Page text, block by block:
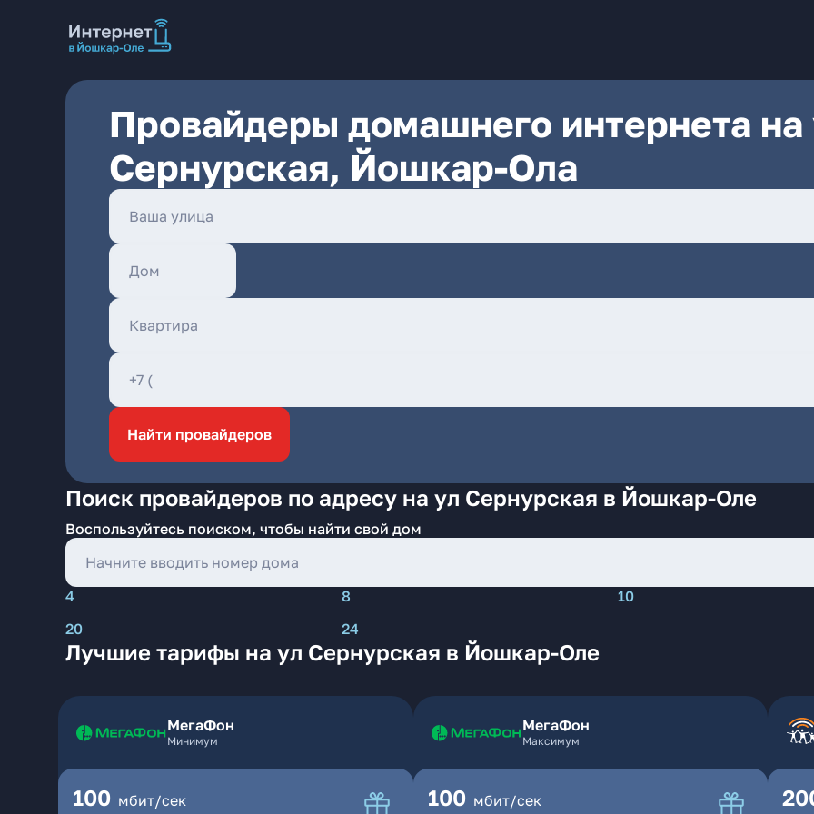
Провайдеры домашнего интернета на
Сернурская, Йошкар-Ола
Найти провайдеров
Поиск провайдеров по адресу на ул Сернурская в Йошкар-Оле
Воспользуйтесь поиском, чтобы найти свой дом
4 8 10
20
24
Лучшие тарифы на ул Сернурская в Йошкар-Оле
МегаФон
Минимум
100 мбит/сек
МегаФон
Максимум
100 мбит/сек